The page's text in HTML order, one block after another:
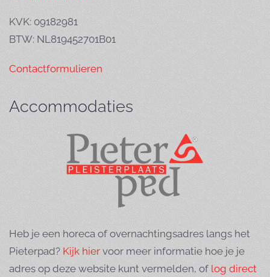
KVK: 09182981
BTW: NL819452701B01
Contactformulieren
Accommodaties
Heb je een horeca of overnachtingsadres langs het
Pieterpad? Kijk hier voor meer informatie hoe je je
adres op deze website kunt vermelden, of log direct